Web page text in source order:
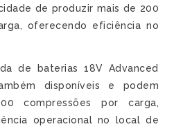
de produzir mais de 200
oferecendo eficiência no
de baterias 18V Advanced
disponíveis e podem
compressões por carga,
operacional no local de